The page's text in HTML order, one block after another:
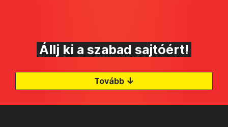
Állj ki a szabad sajtóért!
Tovább ↓